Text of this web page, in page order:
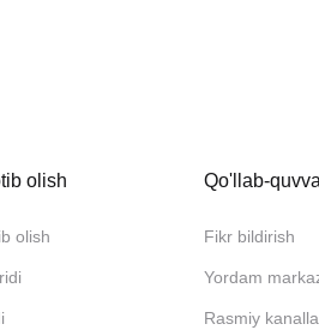
olish
olish
Qo'llab-
Fikr bildirish
Yordam
Rasmiy